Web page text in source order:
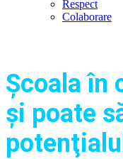
Respect
Colaborare
Şcoala în
și poate
potenţialul